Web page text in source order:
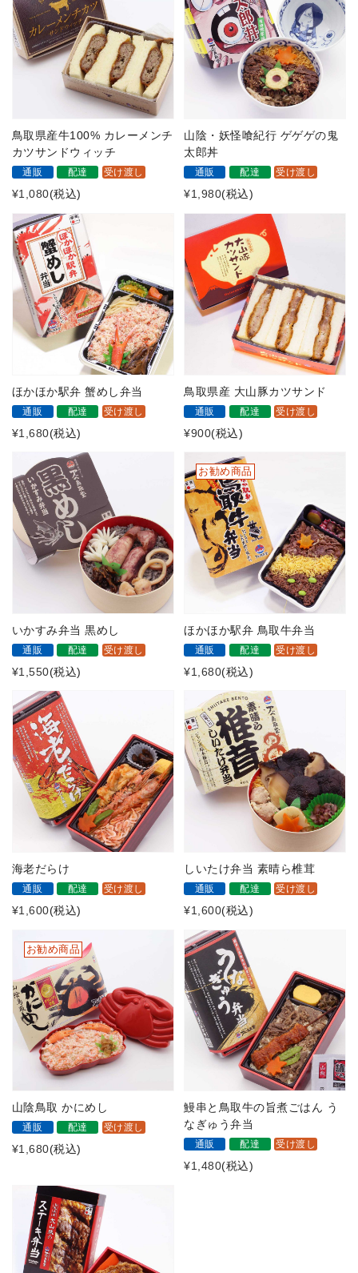
鳥取県産牛100% カレーメンチ
カツサンドウィッチ
通販 配達 受け渡し
¥1,080(税込)
山陰・妖怪喰紀行 ゲゲゲの鬼
太郎丼
通販 配達 受け渡し
¥1,980(税込)
ほかほか駅弁 蟹めし弁当
通販 配達 受け渡し
¥1,680(税込)
鳥取県産 大山豚カツサンド
通販 配達 受け渡し
¥900(税込)
いかすみ弁当 黒めし
通販 配達 受け渡し
¥1,550(税込)
お勧め商品
ほかほか駅弁 鳥取牛弁当
通販 配達 受け渡し
¥1,680(税込)
海老だらけ
通販 配達 受け渡し
¥1,600(税込)
しいたけ弁当 素晴ら椎茸
通販 配達 受け渡し
¥1,600(税込)
お勧め商品
山陰鳥取 かにめし
通販 配達 受け渡し
¥1,680(税込)
鰻串と鳥取牛の旨煮ごはん う
なぎゅう弁当
通販 配達 受け渡し
¥1,480(税込)